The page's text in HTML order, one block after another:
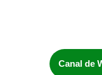
Canal de